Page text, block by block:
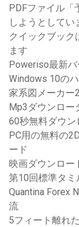
PDFファイル「
しようとしてい
クイックブック
ます
Poweriso最新
Windows 10の
家系図メーカー
Mp3ダウンロー
60秒無料ダウン
PC用の無料の
ード
映画ダウンロー
第10回標準タミ
Quantina Forex
流
5フィート離れ